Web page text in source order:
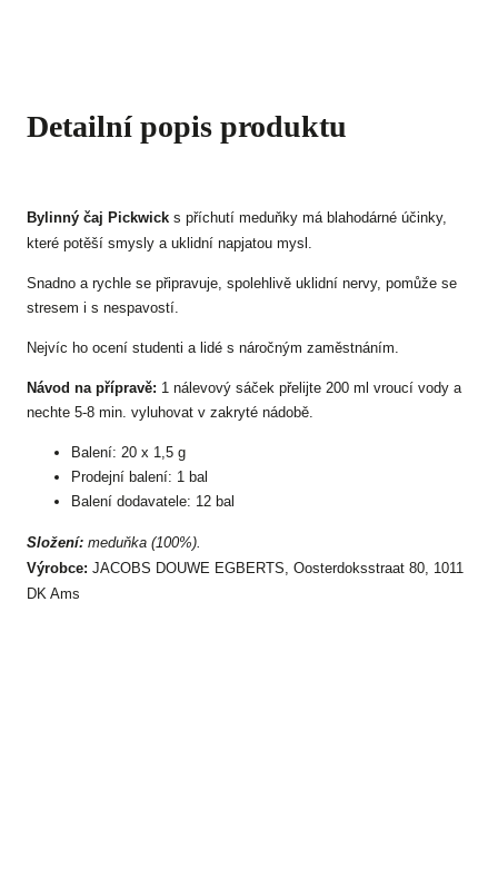
Detailní popis produktu
Bylinný čaj Pickwick s příchutí meduňky má blahodárné účinky,
které potěší smysly a uklidní napjatou mysl.
Snadno a rychle se připravuje, spolehlivě uklidní nervy, pomůže se
stresem i s nespavostí.
Nejvíc ho ocení studenti a lidé s náročným zaměstnáním.
Návod na přípravě: 1 nálevový sáček přelijte 200 ml vroucí vody a
nechte 5-8 min. vyluhovat v zakryté nádobě.
Balení: 20 x 1,5 g
Prodejní balení: 1 bal
Balení dodavatele: 12 bal
Složení: meduňka (100%).
Výrobce: JACOBS DOUWE EGBERTS, Oosterdoksstraat 80, 1011
DK Ams